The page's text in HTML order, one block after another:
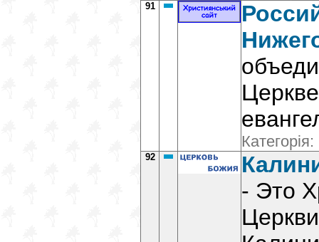
91
Категорія:
92
- Это